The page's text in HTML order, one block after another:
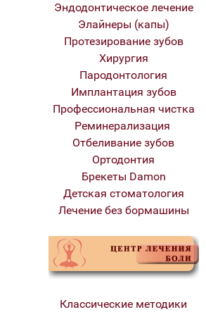
Эндодонтическое лечение
Элайнеры (капы)
Протезирование зубов
Хирургия
Пародонтология
Имплантация зубов
Профессиональная чистка
Реминерализация
Отбеливание зубов
Ортодонтия
Брекеты Damon
Детская стоматология
Лечение без бормашины
Классические методики